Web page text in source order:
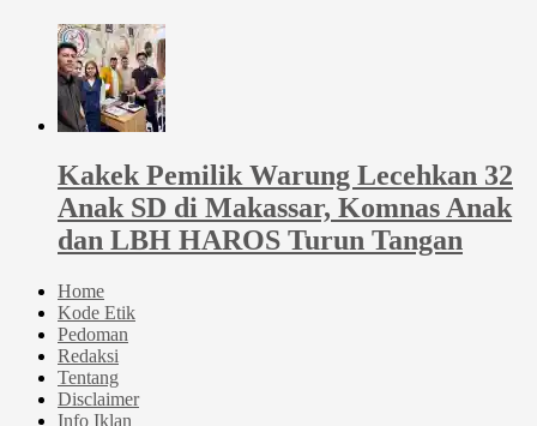
Kakek Pemilik Warung Lecehkan 32
Anak SD di Makassar, Komnas Anak
dan LBH HAROS Turun Tangan
Home
Kode Etik
Pedoman
Redaksi
Tentang
Disclaimer
Info Iklan